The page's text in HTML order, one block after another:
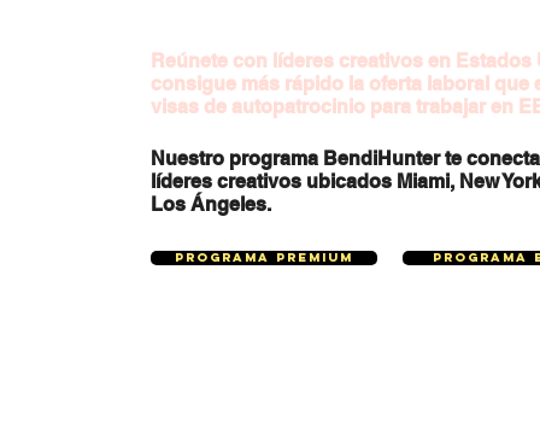
Reúnete con líderes creativos en Estados
consigue más rápido la oferta laboral que
visas de autopatrocinio para trabajar en
Nuestro programa BendiHunter te
líderes creativos ubicados Miami, New
Los Ángeles.
Programa
Programa Premium